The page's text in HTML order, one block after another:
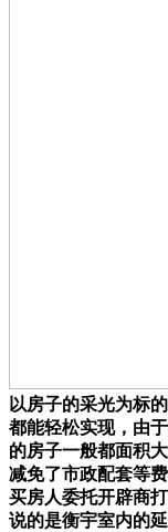
以房子的采光为标
都能轻松实现，由
的房子一般都面积
减免了市政配套等
买房人委托开辟商
说的是衡宇室内的